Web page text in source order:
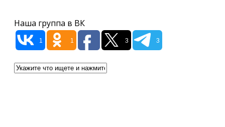
Наша группа в ВК
1 1 3 3